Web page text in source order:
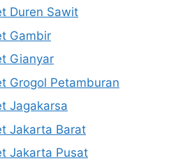
Duren Sawit
Gambir
Gianyar
Grogol Petamburan
Jagakarsa
Jakarta Barat
Jakarta Pusat